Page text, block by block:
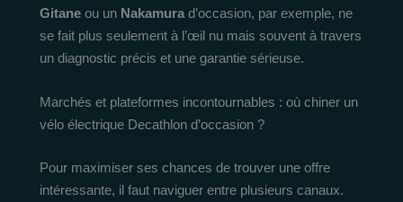
Gitane ou un Nakamurad’occasion, par exemple, ne
se fait plus seulement à l’œil nu mais souvent à travers
un diagnostic précis et une garantie sérieuse.
Marchés et plateformes incontournables : où chiner un
vélo électrique Decathlon d’occasion ?
Pour maximiser ses chances de trouver une offre
intéressante, il faut naviguer entre plusieurs canaux.